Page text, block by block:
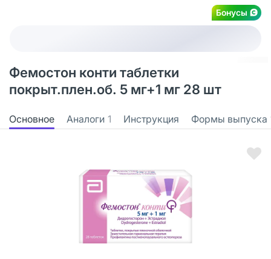
Бонусы
Фемостон конти таблетки
покрыт.плен.об. 5 мг+1 мг 28 шт
Основное Аналоги 1 Инструкция Формы выпуска